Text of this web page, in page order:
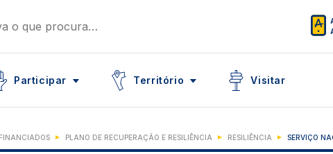
Participar Território
Icon Visitar
Icon
PLANO DE RECUPERAÇÃO E RESILIÊNCIA RESILIÊNCIA SERVIÇO